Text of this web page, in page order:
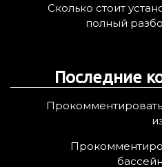
Сколько стоит
полный
Последние